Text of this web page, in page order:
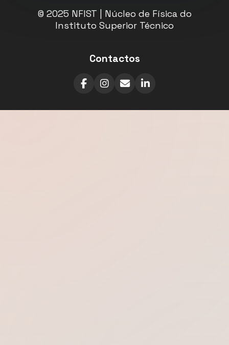
© 2025 NFIST | Núcleo de Física do
Instituto Superior Técnico
Contactos